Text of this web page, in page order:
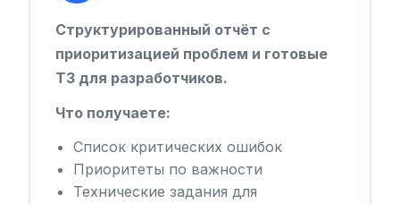
Структурированный отчёт с
приоритизацией проблем и готовые
ТЗ для разработчиков.
Что получаете:
Список критических ошибок
Приоритеты по важности
Технические задания для